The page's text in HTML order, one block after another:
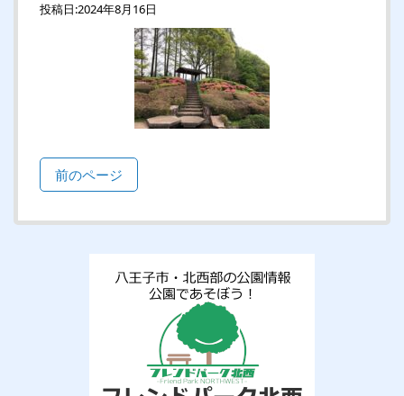
投稿日:2024年8月16日
前のページ